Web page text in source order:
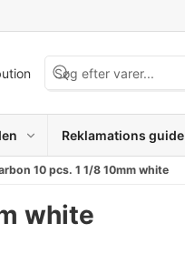
Reklamations guide
10 pcs. 1 1/8 10mm white
white